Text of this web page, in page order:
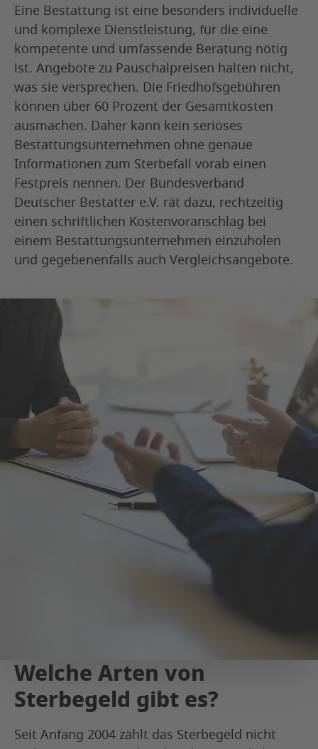
Eine Bestattung ist eine besonders individuelle
und komplexe Dienstleistung, für die eine
kompetente und umfassende Beratung nötig
ist. Angebote zu Pauschalpreisen halten nicht,
was sie versprechen. Die Friedhofsgebühren
können über 60 Prozent der Gesamtkosten
ausmachen. Daher kann kein seriöses
Bestattungsunternehmen ohne genaue
Informationen zum Sterbefall vorab einen
Festpreis nennen. Der Bundesverband
Deutscher Bestatter e.V. rät dazu, rechtzeitig
einen schriftlichen Kostenvoranschlag bei
einem Bestattungsunternehmen einzuholen
und gegebenenfalls auch Vergleichsangebote.
Welche Arten von
Sterbegeld gibt es?
Seit Anfang 2004 zählt das Sterbegeld nicht